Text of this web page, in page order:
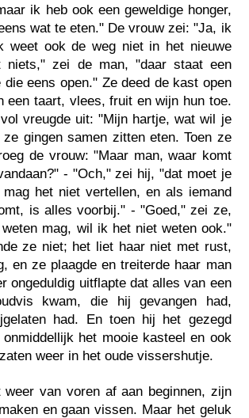
ik heb ook een geweldige honger,
wat te eten." De vrouw zei: "Ja, ik
weet ook de weg niet in het nieuwe
niets," zei de man, "daar staat een
eens open." Ze deed de kast open
een taart, vlees, fruit en wijn hun toe.
vreugde uit: "Mijn hartje, wat wil je
gingen samen zitten eten. Toen ze
de vrouw: "Maar man, waar komt
- "Och," zei hij, "dat moet je
het niet vertellen, en als iemand
is alles voorbij." - "Goed," zei ze,
mag, wil ik het niet weten ook."
ze niet; het liet haar niet met rust,
en ze plaagde en treiterde haar man
ongeduldig uitflapte dat alles van een
kwam, die hij gevangen had,
had. En toen hij het gezegd
onmiddellijk het mooie kasteel en ook
weer in het oude vissershutje.
weer van voren af aan beginnen, zijn
en gaan vissen. Maar het geluk